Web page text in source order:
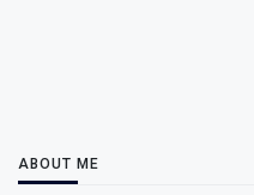
ABOUT ME